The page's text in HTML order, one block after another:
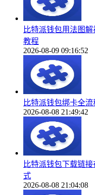
比特派钱包用法图
教程
2026-08-09 09:16:52
比特派钱包绑卡全
2026-08-08 21:49:42
比特派钱包下载链
式
2026-08-08 21:04:08